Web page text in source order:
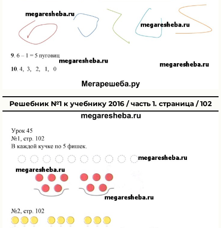
Решебник №1 к учебнику 2016 / часть 1. страница / 102